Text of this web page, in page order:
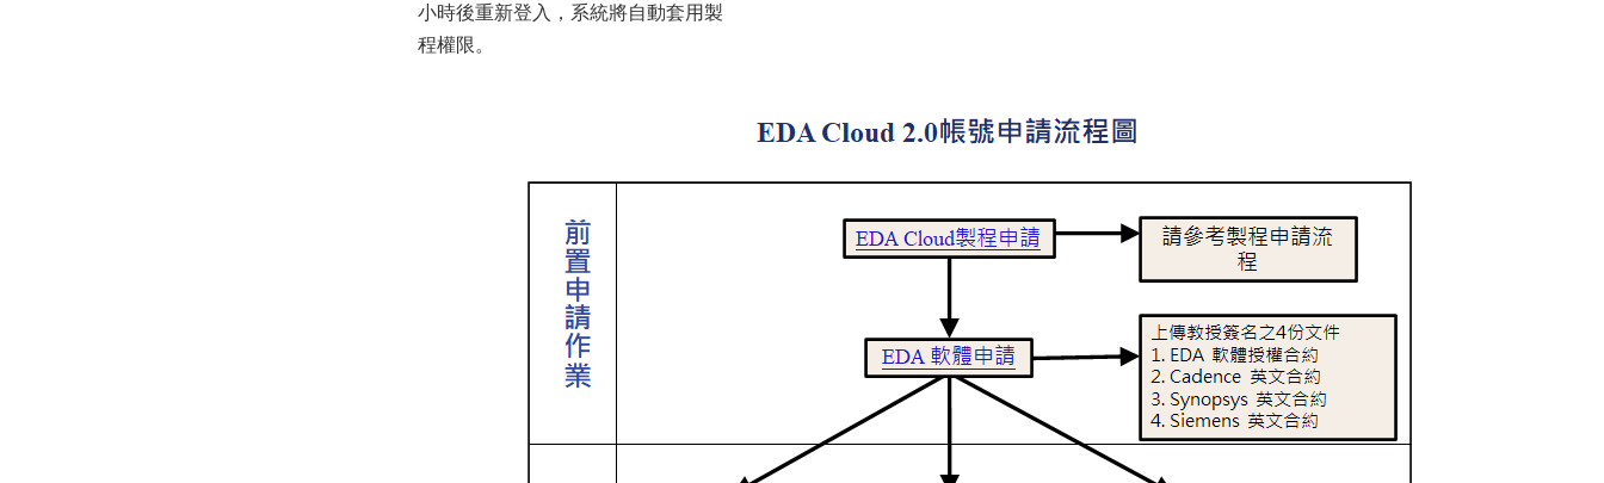
小時後重新登入，系統將自動套用製
程權限。